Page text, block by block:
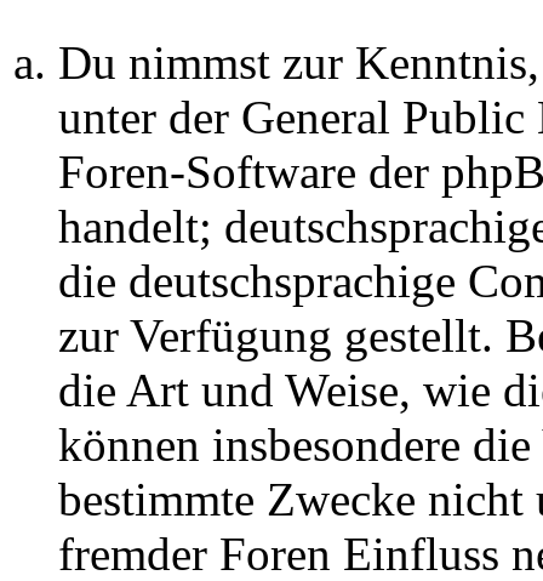
Du nimmst zur
unter der General
Foren-Software der
handelt;
die deutschsprachige
zur Verfügung gestellt.
die Art und Weise, wie
können insbesondere
bestimmte Zwecke nicht
fremder Foren Einfluss